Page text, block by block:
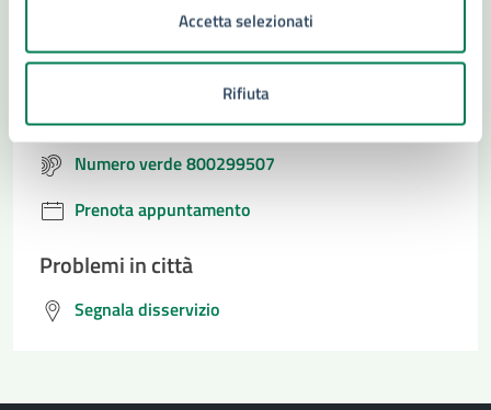
Accetta selezionati
Rifiuta
Contatta il comune
Leggi le domande frequenti
Richiedi assistenza
Numero verde 800299507
Prenota appuntamento
Problemi in città
Segnala disservizio